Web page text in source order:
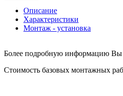
Описание
Характеристики
Монтаж - установка
Более подробную информацию Вы
Стоимость базовых монтажных